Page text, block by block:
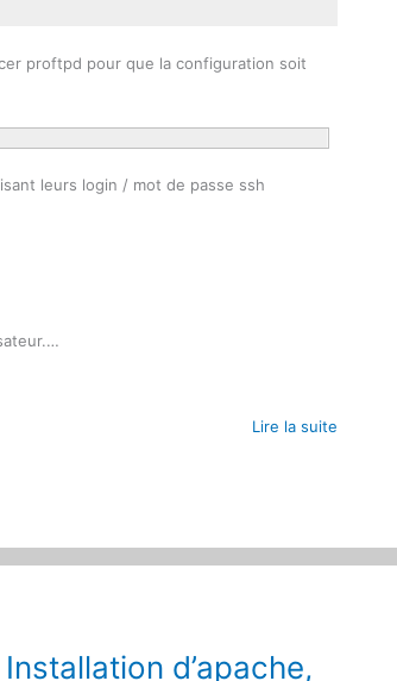
proftpd pour que la configuration soit
leurs login / mot de passe ssh
Lire la suite
d’apache,